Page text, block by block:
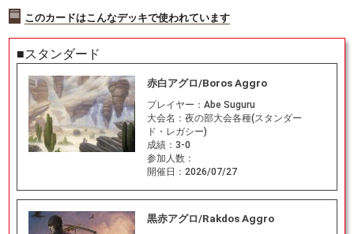
このカードはこんなデッキで使われています
■スタンダード
赤白アグロ/Boros Aggro
プレイヤー： Abe Suguru
大会名： 夜の部大会各種(スタンダー
ド・レガシー)
成績： 3-0
参加人数：
開催日： 2026/07/27
黒赤アグロ/Rakdos Aggro